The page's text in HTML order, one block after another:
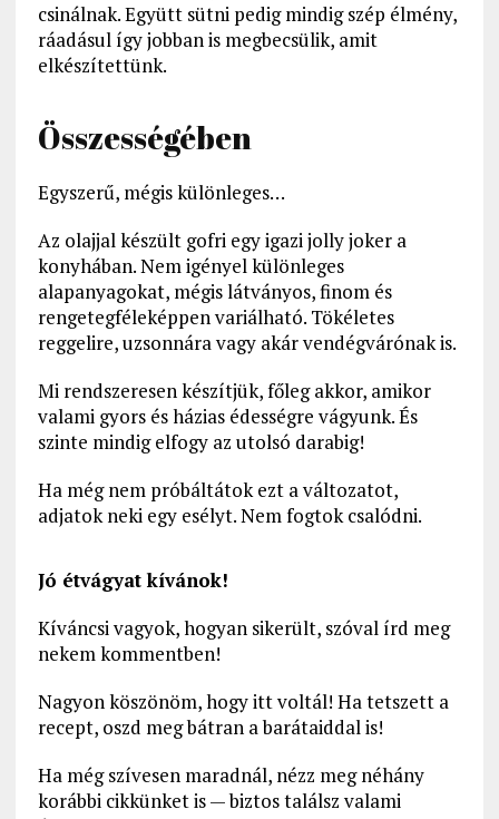
csinálnak. Együtt sütni pedig mindig szép élmény,
ráadásul így jobban is megbecsülik, amit
elkészítettünk.
Összességében
Egyszerű, mégis különleges…
Az olajjal készült gofri egy igazi jolly joker a
konyhában. Nem igényel különleges
alapanyagokat, mégis látványos, finom és
rengetegféleképpen variálható. Tökéletes
reggelire, uzsonnára vagy akár vendégvárónak is.
Mi rendszeresen készítjük, főleg akkor, amikor
valami gyors és házias édességre vágyunk. És
szinte mindig elfogy az utolsó darabig!
Ha még nem próbáltátok ezt a változatot,
adjatok neki egy esélyt. Nem fogtok csalódni.
Jó étvágyat kívánok!
Kíváncsi vagyok, hogyan sikerült, szóval írd meg
nekem kommentben!
Nagyon köszönöm, hogy itt voltál! Ha tetszett a
recept, oszd meg bátran a barátaiddal is!
Ha még szívesen maradnál, nézz meg néhány
korábbi cikkünket is — biztos találsz valami